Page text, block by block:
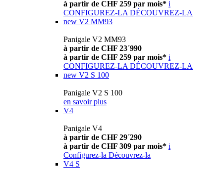
à partir de CHF 259 par mois* i
CONFIGUREZ-LA DÉCOUVREZ-LA
new V2 MM93
Panigale V2 MM93
à partir de CHF 23´990
à partir de CHF 259 par mois* i
CONFIGUREZ-LA DÉCOUVREZ-LA
new V2 S 100
Panigale V2 S 100
en savoir plus
V4
Panigale V4
à partir de CHF 29´290
à partir de CHF 309 par mois* i
Configurez-la Découvrez-la
V4 S